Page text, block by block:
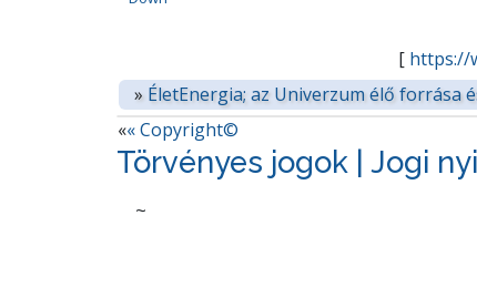
[ https://
» ÉletEnergia; az Univerzum élő forrása
«« Copyright©
Törvényes jogok | Jogi
~